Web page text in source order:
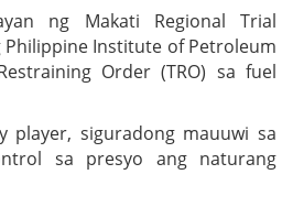
ng Makati Regional Trial
Institute of Petroleum
Order (TRO) sa fuel
player, siguradong mauuwi sa
sa presyo ang naturang